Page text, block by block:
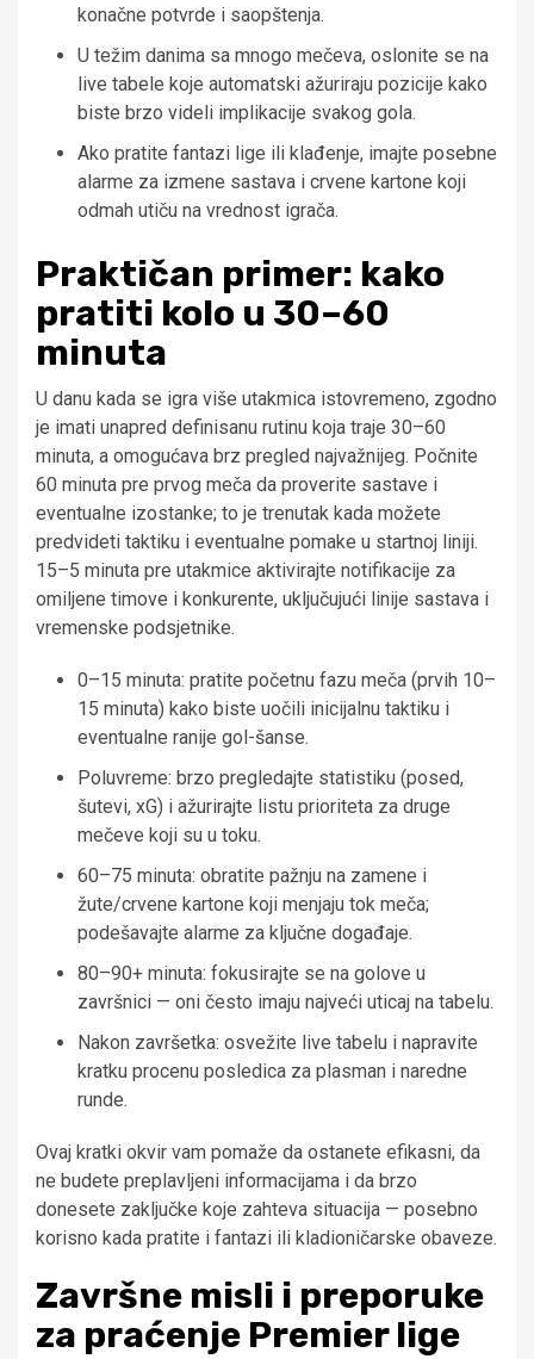
konačne potvrde i saopštenja.
U težim danima sa mnogo mečeva, oslonite se na
live tabele koje automatski ažuriraju pozicije kako
biste brzo videli implikacije svakog gola.
Ako pratite fantazi lige ili klađenje, imajte posebne
alarme za izmene sastava i crvene kartone koji
odmah utiču na vrednost igrača.
Praktičan primer: kako
pratiti kolo u 30–60
minuta
U danu kada se igra više utakmica istovremeno, zgodno
je imati unapred definisanu rutinu koja traje 30–60
minuta, a omogućava brz pregled najvažnijeg. Počnite
60 minuta pre prvog meča da proverite sastave i
eventualne izostanke; to je trenutak kada možete
predvideti taktiku i eventualne pomake u startnoj liniji.
15–5 minuta pre utakmice aktivirajte notifikacije za
omiljene timove i konkurente, uključujući linije sastava i
vremenske podsjetnike.
0–15 minuta: pratite početnu fazu meča (prvih 10–
15 minuta) kako biste uočili inicijalnu taktiku i
eventualne ranije gol-šanse.
Poluvreme: brzo pregledajte statistiku (posed,
šutevi, xG) i ažurirajte listu prioriteta za druge
mečeve koji su u toku.
60–75 minuta: obratite pažnju na zamene i
žute/crvene kartone koji menjaju tok meča;
podešavajte alarme za ključne događaje.
80–90+ minuta: fokusirajte se na golove u
završnici — oni često imaju najveći uticaj na tabelu.
Nakon završetka: osvežite live tabelu i napravite
kratku procenu posledica za plasman i naredne
runde.
Ovaj kratki okvir vam pomaže da ostanete efikasni, da
ne budete preplavljeni informacijama i da brzo
donesete zaključke koje zahteva situacija — posebno
korisno kada pratite i fantazi ili kladioničarske obaveze.
Završne misli i preporuke
za praćenje Premier lige